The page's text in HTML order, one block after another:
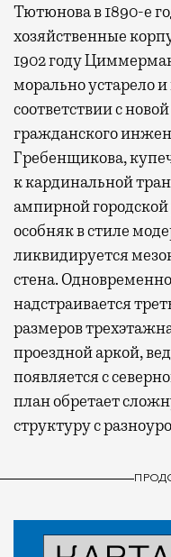
Тютюнова в 1890-е
хозяйственные
1902 году
морально устарело
соответствии с
гражданского
Гребенщикова,
к кардинальной
ампирной
особняк в стиле
ликвидируется
стена.
надстраивается
размеров
проездной аркой,
появляется с
план обретает
структуру с